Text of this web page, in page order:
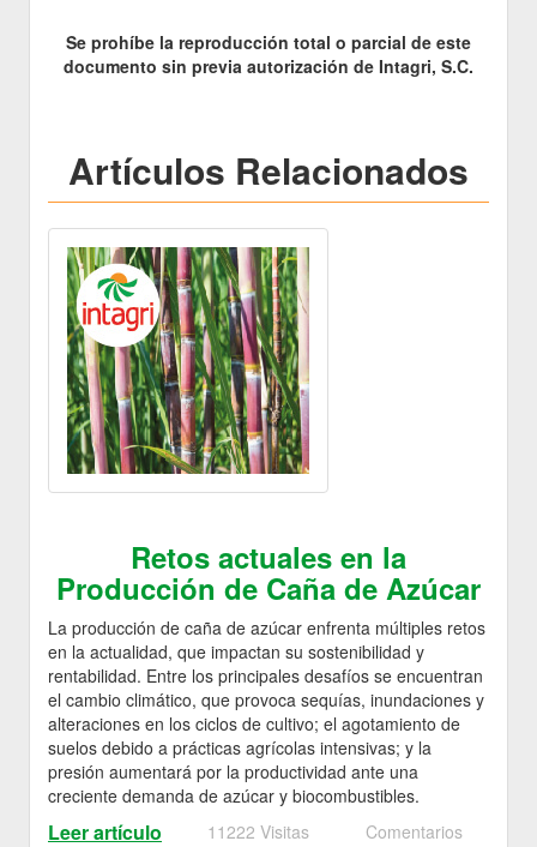
Se prohíbe la reproducción total o parcial de este
documento sin previa autorización de Intagri, S.C.
Artículos Relacionados
Retos actuales en la
Producción de Caña de Azúcar
La producción de caña de azúcar enfrenta múltiples retos
en la actualidad, que impactan su sostenibilidad y
rentabilidad. Entre los principales desafíos se encuentran
el cambio climático, que provoca sequías, inundaciones y
alteraciones en los ciclos de cultivo; el agotamiento de
suelos debido a prácticas agrícolas intensivas; y la
presión aumentará por la productividad ante una
creciente demanda de azúcar y biocombustibles.
Leer artículo 11222 Visitas Comentarios